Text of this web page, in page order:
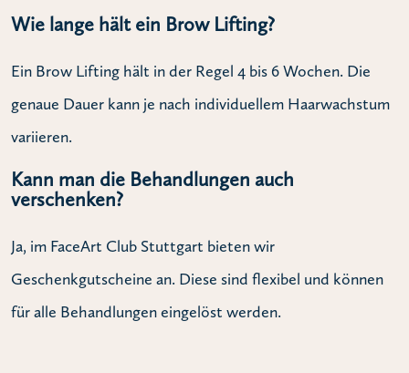
Wie lange hält ein Brow Lifting?
Ein Brow Lifting hält in der Regel 4 bis 6 Wochen. Die
genaue Dauer kann je nach individuellem Haarwachstum
variieren.
Kann man die Behandlungen auch
verschenken?
Ja, im FaceArt Club Stuttgart bieten wir
Geschenkgutscheine an. Diese sind flexibel und können
für alle Behandlungen eingelöst werden.